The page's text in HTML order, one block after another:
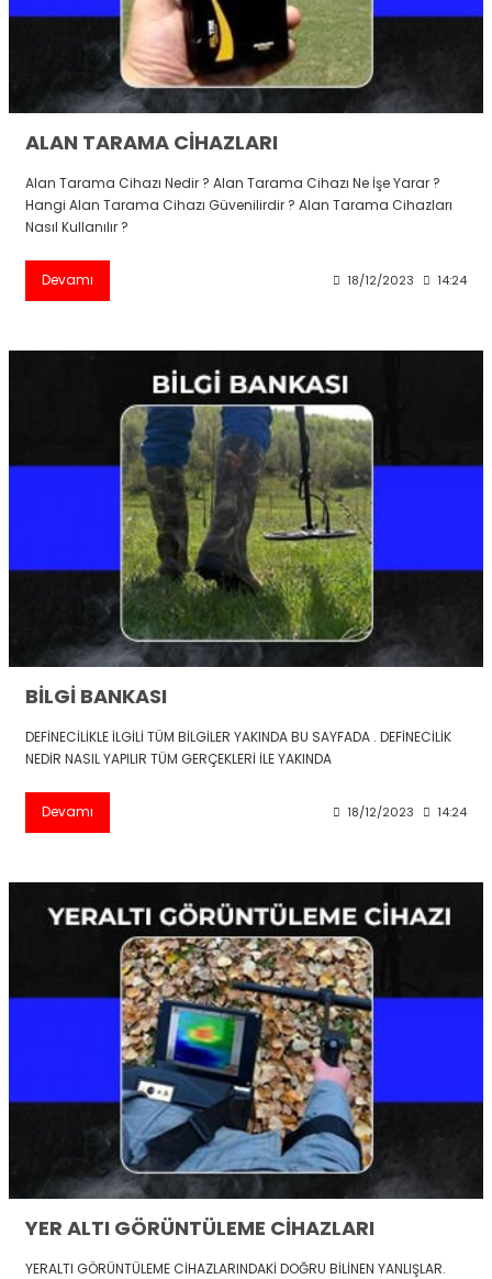
ALAN TARAMA CİHAZLARI
Alan Tarama Cihazı Nedir ? Alan Tarama Cihazı Ne İşe Yarar ?
Hangi Alan Tarama Cihazı Güvenilirdir ? Alan Tarama Cihazları
Nasıl Kullanılır ?
Devamı 18/12/2023 14:24
BİLGİ BANKASI
DEFİNECİLİKLE İLGİLİ TÜM BİLGİLER YAKINDA BU SAYFADA . DEFİNECİLİK
NEDİR NASIL YAPILIR TÜM GERÇEKLERİ İLE YAKINDA
Devamı 18/12/2023 14:24
YER ALTI GÖRÜNTÜLEME CİHAZLARI
YERALTI GÖRÜNTÜLEME CİHAZLARINDAKİ DOĞRU BİLİNEN YANLIŞLAR.